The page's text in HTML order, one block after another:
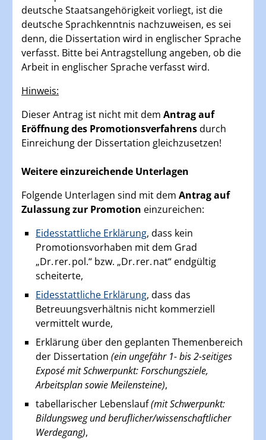
deutsche Staatsangehörigkeit vorliegt, ist die
deutsche Sprachkenntnis nachzuweisen, es sei
denn, die Dissertation wird in englischer Sprache
verfasst. Bitte bei Antragstellung angeben, ob die
Arbeit in englischer Sprache verfasst wird.
Hinweis:
Dieser Antrag ist nicht mit dem Antrag auf
Eröffnung des Promotionsverfahrensdurch
Einreichung der Dissertation gleichzusetzen!
Weitere einzureichende Unterlagen
Folgende Unterlagen sind mit dem Antrag auf
Zulassung zur Promotion einzureichen:
Eidesstattliche Erklärung, dass kein
Promotionsvorhaben mit dem Grad
„Dr. rer. pol.“ bzw. „Dr. rer. nat“ endgültig
scheiterte,
Eidesstattliche Erklärung, dass das
Betreuungsverhältnis nicht kommerziell
vermittelt wurde,
Erklärung über den geplanten Themenbereich
der Dissertation (ein ungefähr 1- bis 2-seitiges
Exposé mit Schwerpunkt: Forschungsziele,
Arbeitsplan sowie Meilensteine),
tabellarischer Lebenslauf(mit Schwerpunkt:
Bildungsweg und beruflicher/wissenschaftlicher
Werdegang),